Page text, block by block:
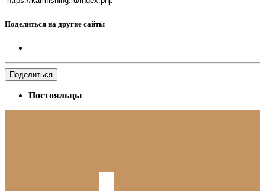
Поделиться на другие сайты
Поделиться
Постояльцы